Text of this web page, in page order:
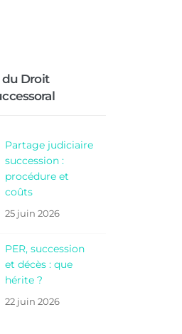
du Droit
Partage judiciaire
succession :
procédure et
coûts
25 juin 2026
PER, succession
et décès : que
hérite ?
22 juin 2026